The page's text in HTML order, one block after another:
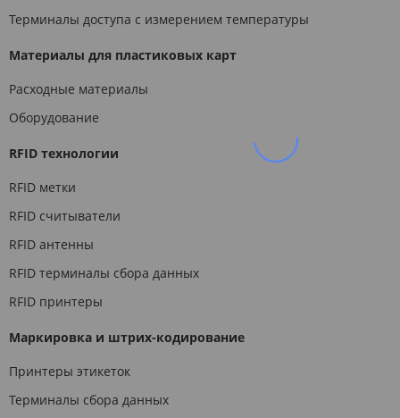
Терминалы доступа с измерением температуры
Материалы для пластиковых карт
Расходные материалы
Оборудование
RFID технологии
RFID метки
RFID считыватели
RFID антенны
RFID терминалы сбора данных
RFID принтеры
Маркировка и штрих-кодирование
Принтеры этикеток
Терминалы сбора данных